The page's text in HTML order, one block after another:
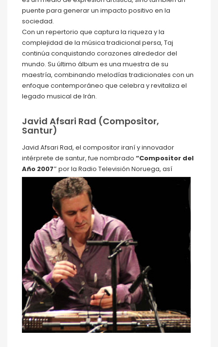
puente para generar un impacto positivo en la
sociedad.
Con un repertorio que captura la riqueza y la
complejidad de la música tradicional persa, Taj
continúa conquistando corazones alrededor del
mundo. Su último álbum es una muestra de su
maestría, combinando melodías tradicionales con un
enfoque contemporáneo que celebra y revitaliza el
legado musical de Irán.
Javid Afsari Rad (Compositor,
Santur)
Javid Afsari Rad, el compositor iraní y innovador
intérprete de santur, fue nombrado “Compositor del
Año 2007″ por la Radio Televisión Noruega, así